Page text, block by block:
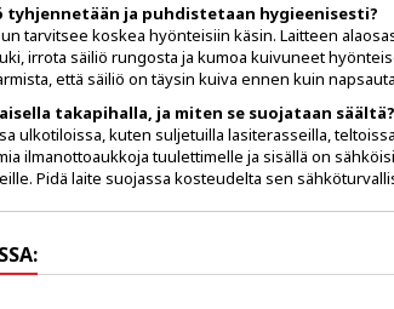
ja puhdistetaan hygieenisesti?
tarvitsee koskea hyönteisiin käsin. Laitteen
irrota säiliö rungosta ja kumoa kuivuneet
että säiliö on täysin kuiva ennen kuin
takapihalla, ja miten se suojataan säältä?
ulkotiloissa, kuten suljetuilla lasiterasseilla,
ilmanottoaukkoja tuulettimelle ja sisällä on
Pidä laite suojassa kosteudelta sen